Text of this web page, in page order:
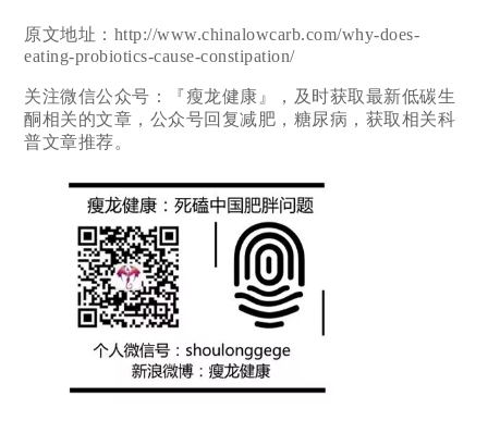
原文地址：http://www.chinalowcarb.com/why-does-
eating-probiotics-cause-constipation/
关注微信公众号：『瘦龙健康』，及时获取最新低碳生
酮相关的文章，公众号回复减肥，糖尿病，获取相关科
普文章推荐。